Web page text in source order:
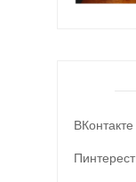
ВКонтакте
Пинтерест